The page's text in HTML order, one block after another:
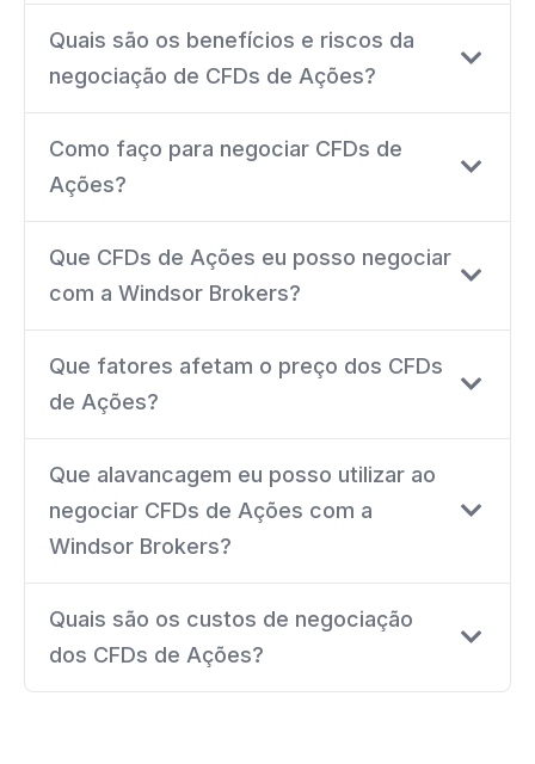
Quais são os benefícios e riscos da
negociação de CFDs de Ações?
Como faço para negociar CFDs de
Ações?
Que CFDs de Ações eu posso negociar
com a Windsor Brokers?
Que fatores afetam o preço dos CFDs
de Ações?
Que alavancagem eu posso utilizar ao
negociar CFDs de Ações com a
Windsor Brokers?
Quais são os custos de negociação
dos CFDs de Ações?